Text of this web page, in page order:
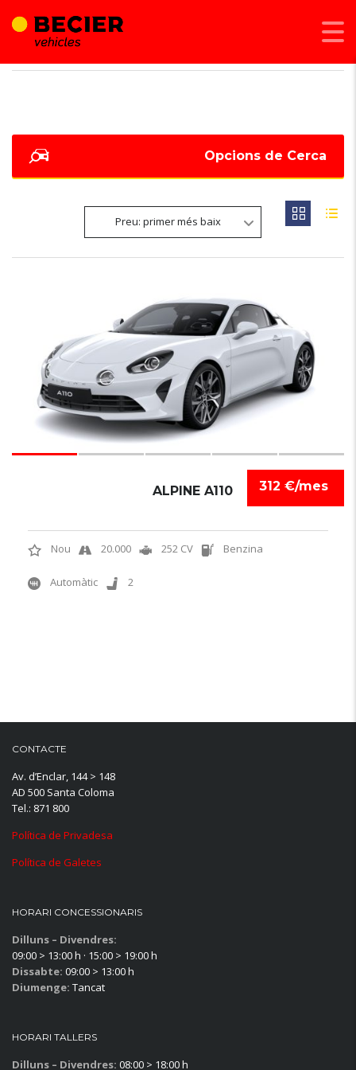
Opcions de Cerca
Preu: primer més baix
312 €/mes
ALPINE A110
Nou 20.000 252 CV Benzina
Automàtic 2
CONTACTE
Av. d’Enclar, 144 > 148
AD 500 Santa Coloma
Tel.: 871 800
Política de Privadesa
Política de Galetes
HORARI CONCESSIONARIS
Dilluns – Divendres:
09:00 > 13:00 h · 15:00 > 19:00 h
Dissabte: 09:00 > 13:00 h
Diumenge: Tancat
HORARI TALLERS
Dilluns – Divendres: 08:00 > 18:00 h